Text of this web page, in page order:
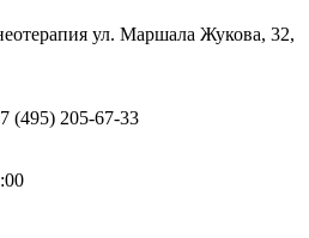
ул. Маршала Жукова, 32,
(495) 205-67-33